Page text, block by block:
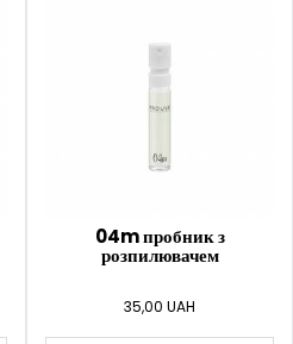
04m пробник з
розпилювачем
35,00 UAH